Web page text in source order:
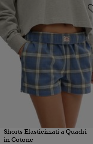
Shorts Elasticizzati a Quadri
in Cotone